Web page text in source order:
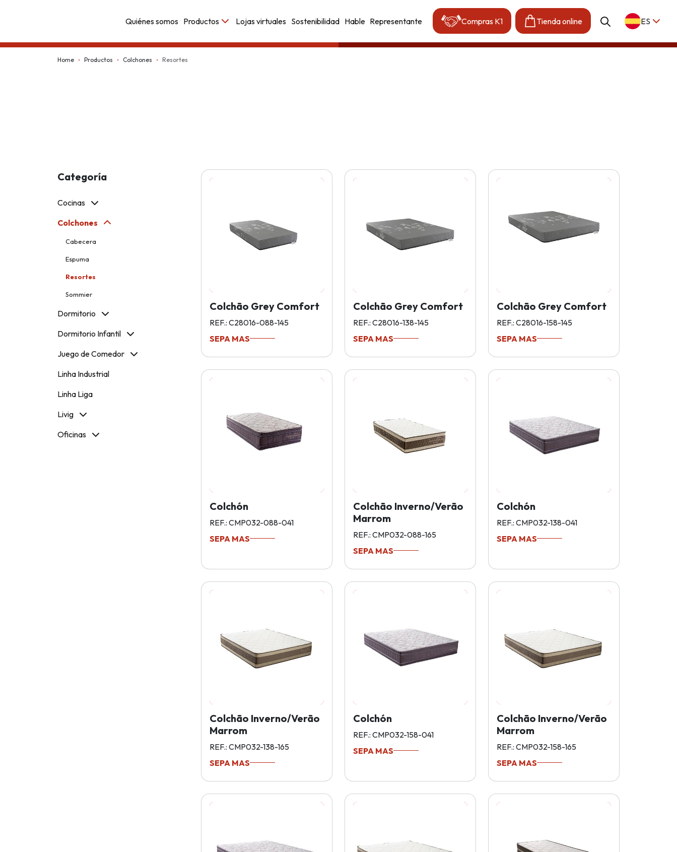
Quiénes somos Productos Lojas virtuales Sostenibilidad Hable Representante Compras K1 Tienda online ES
Home Productos Colchones Resortes
Categoría
Cocinas
Colchones
Cabecera
Espuma
Resortes
Sommier
Dormitorio
Dormitorio Infantil
Juego de Comedor
Linha Industrial
Linha Liga
Livig
Oficinas
Colchão Grey Comfort
REF.: C28016-088-145
SEPA MAS
Colchão Grey Comfort
REF.: C28016-138-145
SEPA MAS
Colchão Grey Comfort
REF.: C28016-158-145
SEPA MAS
Colchón
REF.: CMP032-088-041
SEPA MAS
Colchão Inverno/Verão
Marrom
REF.: CMP032-088-165
SEPA MAS
Colchón
REF.: CMP032-138-041
SEPA MAS
Colchão Inverno/Verão
Marrom
REF.: CMP032-138-165
SEPA MAS
Colchón
REF.: CMP032-158-041
SEPA MAS
Colchão Inverno/Verão
Marrom
REF.: CMP032-158-165
SEPA MAS